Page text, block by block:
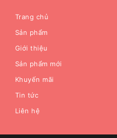
Trang chủ
Sản phẩm
Giới thiệu
Sản phẩm mới
Khuyến mãi
Tin tức
Liên hệ